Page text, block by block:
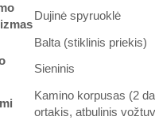
Dujinė spyruoklė
Balta (stiklinis priekis)
Sieninis
Kamino korpusas (2
ortakis, atbulinis